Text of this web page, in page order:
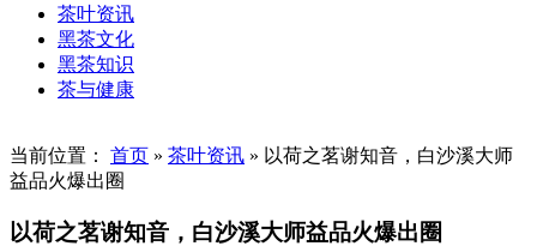
茶叶资讯
黑茶文化
黑茶知识
茶与健康
当前位置： 首页 » 茶叶资讯 » 以荷之茗谢知音，白沙溪大师
益品火爆出圈
以荷之茗谢知音，白沙溪大师益品火爆出圈